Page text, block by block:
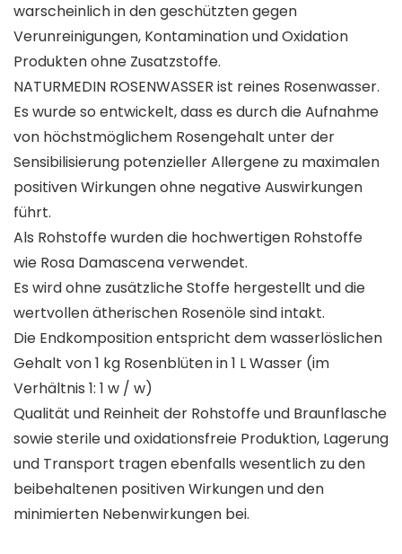
warscheinlich in den geschützten gegen
Verunreinigungen, Kontamination und Oxidation
Produkten ohne Zusatzstoffe.
NATURMEDIN ROSENWASSER ist reines Rosenwasser.
Es wurde so entwickelt, dass es durch die Aufnahme
von höchstmöglichem Rosengehalt unter der
Sensibilisierung potenzieller Allergene zu maximalen
positiven Wirkungen ohne negative Auswirkungen
führt.
Als Rohstoffe wurden die hochwertigen Rohstoffe
wie Rosa Damascena verwendet.
Es wird ohne zusätzliche Stoffe hergestellt und die
wertvollen ätherischen Rosenöle sind intakt.
Die Endkomposition entspricht dem wasserlöslichen
Gehalt von 1 kg Rosenblüten in 1 L Wasser (im
Verhältnis 1: 1 w / w)
Qualität und Reinheit der Rohstoffe und Braunflasche
sowie sterile und oxidationsfreie Produktion, Lagerung
und Transport tragen ebenfalls wesentlich zu den
beibehaltenen positiven Wirkungen und den
minimierten Nebenwirkungen bei.